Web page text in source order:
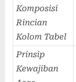
Komposisi
Rincian
Kolom Tabel
Prinsip
Kewajiban